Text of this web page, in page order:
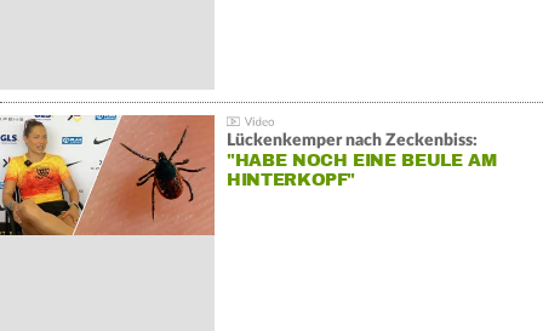
Lückenkemper nach Zeckenbiss:
"HABE NOCH EINE BEULE AM
HINTERKOPF"